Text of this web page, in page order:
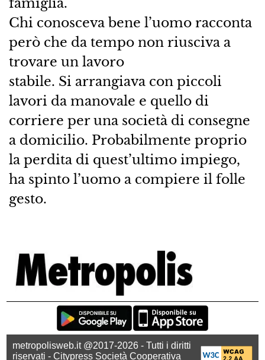
Chi conosceva bene l’uomo racconta
però che da tempo non riusciva a
trovare un lavoro
stabile. Si arrangiava con piccoli
lavori da manovale e quello di
corriere per una società di consegne
a domicilio. Probabilmente proprio
la perdita di quest’ultimo impiego,
ha spinto l’uomo a compiere il folle
gesto.
metropolisweb.it @2017-2026 - Tutti i diritti
riservati - Citypress Società Cooperativa